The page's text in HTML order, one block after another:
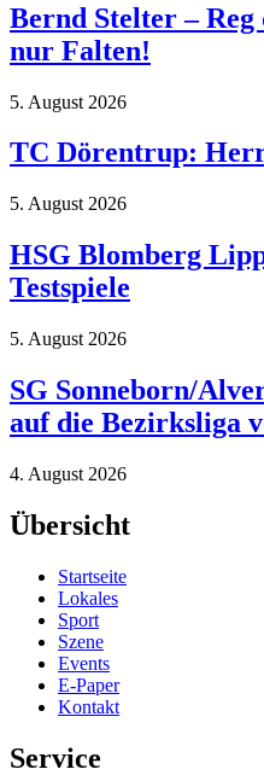
Bernd Stelter –
nur Falten!
5. August 2026
TC Dörentrup:
5. August 2026
HSG Blomberg
Testspiele
5. August 2026
SG Sonneborn/
auf die Bezirksliga
4. August 2026
Übersicht
Startseite
Lokales
Sport
Szene
Events
E-Paper
Kontakt
Service